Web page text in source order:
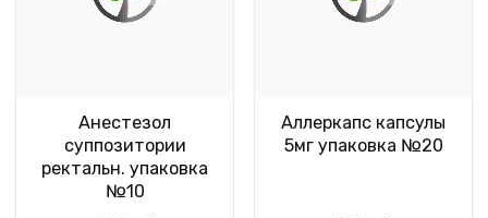
Анестезол
суппозитории
ректальн. упаковка
№10
Аллеркапс капсулы
5мг упаковка №20